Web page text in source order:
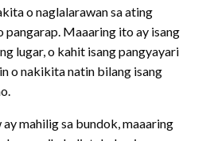
o naglalarawan sa ating
pangarap. Maaaring ito ay isang
lugar, o kahit isang pangyayari
o nakikita natin bilang isang
mahilig sa bundok, maaaring